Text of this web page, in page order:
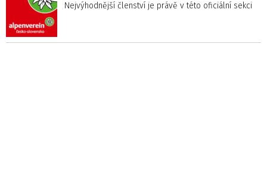
Nejvýhodnější členství je právě v této oficiální sekci